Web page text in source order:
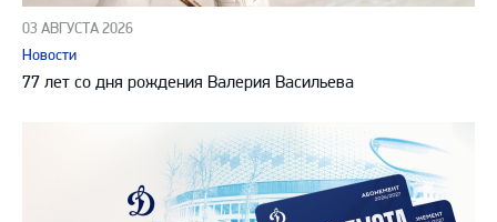
03 АВГУСТА 2026
Новости
77 лет со дня рождения Валерия Васильева